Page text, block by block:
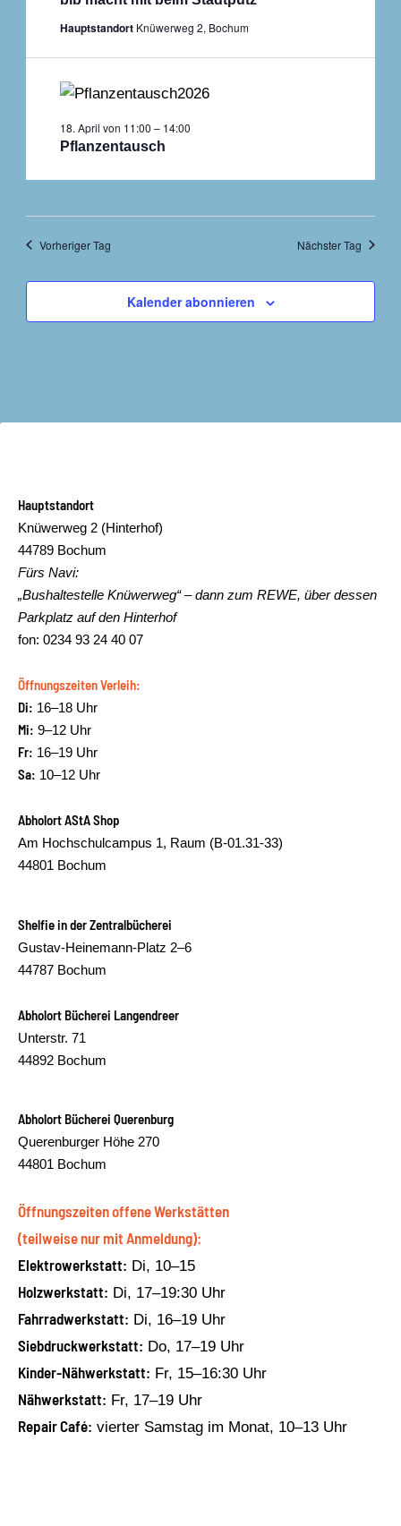
Hauptstandort Knüwerweg 2, Bochum
Pflanzentausch
18. April von 11:00 – 14:00
Vorheriger Tag Nächster Tag
Kalender abonnieren
Hauptstandort
Knüwerweg 2 (Hinterhof)
44789 Bochum
Fürs Navi:
„Bushaltestelle Knüwerweg“ – dann zum REWE, über dessen
Parkplatz auf den Hinterhof
fon: 0234 93 24 40 07
Öffnungszeiten Verleih:
Di: 16–18 Uhr
Mi: 9–12 Uhr
Fr: 16–19 Uhr
Sa: 10–12 Uhr
Abholort AStA Shop
Am Hochschulcampus 1, Raum (B-01.31-33)
44801 Bochum
Shelfie in der Zentralbücherei
Gustav-Heinemann-Platz 2–6
44787 Bochum
Abholort Bücherei Langendreer
Unterstr. 71
44892 Bochum
Abholort Bücherei Querenburg
Querenburger Höhe 270
44801 Bochum
Öffnungszeiten offene Werkstätten
(teilweise nur mit Anmeldung):
Elektrowerkstatt: Di, 10–15
Holzwerkstatt: Di, 17–19:30 Uhr
Fahrradwerkstatt: Di, 16–19 Uhr
Siebdruckwerkstatt: Do, 17–19 Uhr
Kinder-Nähwerkstatt: Fr, 15–16:30 Uhr
Nähwerkstatt: Fr, 17–19 Uhr
Repair Café: vierter Samstag im Monat, 10–13 Uhr